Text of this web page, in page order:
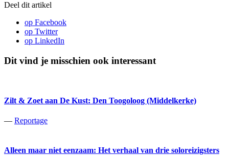
Deel dit artikel
op Facebook
op Twitter
op LinkedIn
Dit vind je misschien ook interessant
Zilt & Zoet aan De Kust: Den Toogoloog (Middelkerke)
— Reportage
Alleen maar niet eenzaam: Het verhaal van drie soloreizigsters